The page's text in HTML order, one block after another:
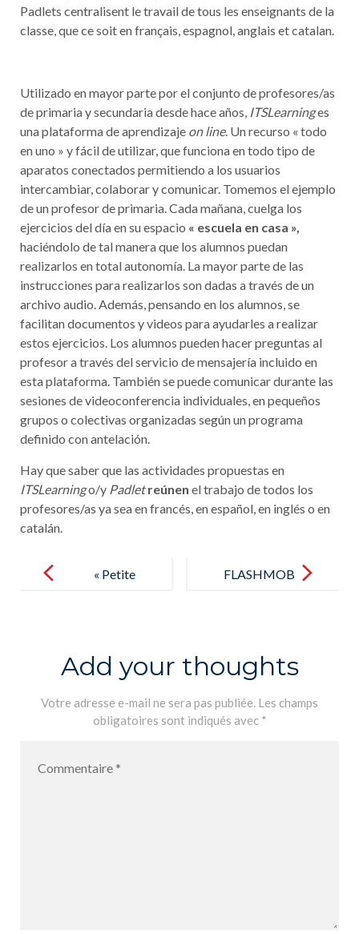
Padlets centralisent le travail de tous les enseignants de la
classe, que ce soit en français, espagnol, anglais et catalan.
Utilizado en mayor parte por el conjunto de profesores/as
de primaria y secundaria desde hace años, ITSLearninges
una plataforma de aprendizaje on line. Un recurso « todo
en uno » y fácil de utilizar, que funciona en todo tipo de
aparatos conectados permitiendo a los usuarios
intercambiar, colaborar y comunicar. Tomemos el ejemplo
de un profesor de primaria. Cada mañana, cuelga los
ejercicios del día en su espacio « escuela en casa »,
haciéndolo de tal manera que los alumnos puedan
realizarlos en total autonomía. La mayor parte de las
instrucciones para realizarlos son dadas a través de un
archivo audio. Además, pensando en los alumnos, se
facilitan documentos y videos para ayudarles a realizar
estos ejercicios. Los alumnos pueden hacer preguntas al
profesor a través del servicio de mensajería incluido en
esta plataforma. También se puede comunicar durante las
sesiones de videoconferencia individuales, en pequeños
grupos o colectivas organizadas según un programa
definido con antelación.
Hay que saber que las actividades propuestas en
ITSLearningo/y Padletreúnen el trabajo de todos los
profesores/as ya sea en francés, en español, en inglés o en
catalán.
navigation
« Petite
FLASHMOB
Add your thoughts
Votre adresse e-mail ne sera pas publiée. Les champs
obligatoires sont indiqués avec *